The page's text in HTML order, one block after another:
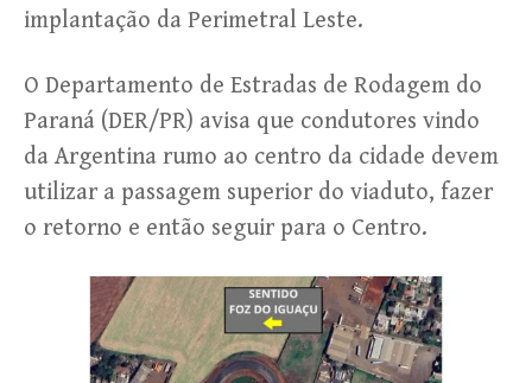
implantação da Perimetral Leste.
O Departamento de Estradas de Rodagem do
Paraná (DER/PR) avisa que condutores vindo
da Argentina rumo ao centro da cidade devem
utilizar a passagem superior do viaduto, fazer
o retorno e então seguir para o Centro.